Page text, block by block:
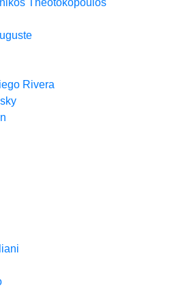
Theotokopoulos
Rivera